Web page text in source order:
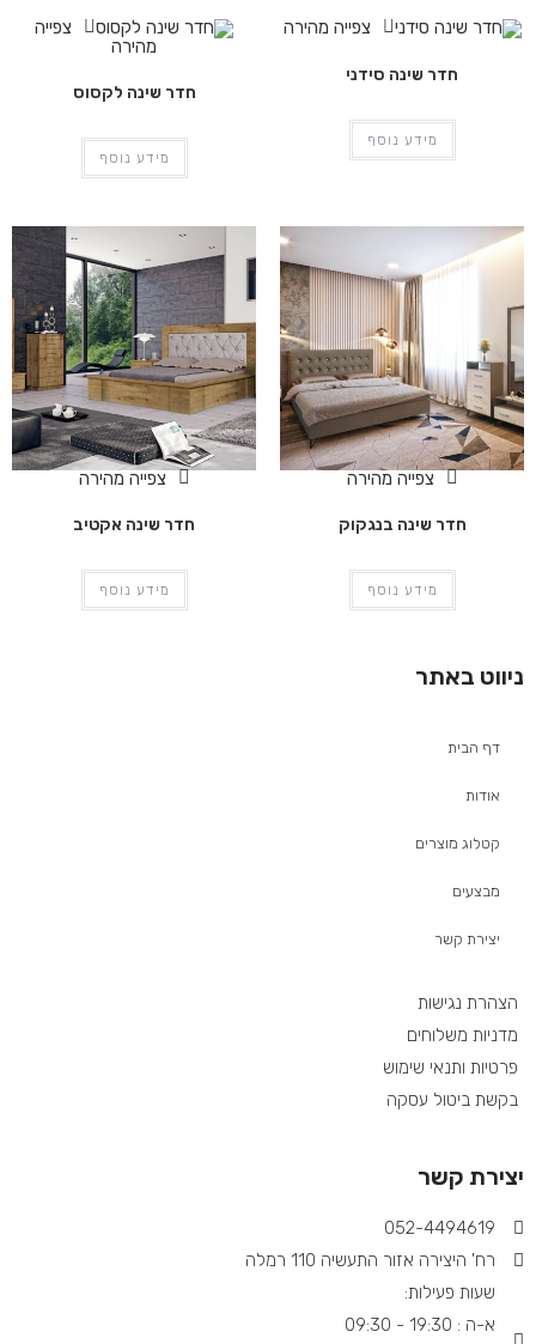
צפייה מהירה
חדר שינה סידני
מידע נוסף
צפייה
מהירה
חדר שינה לקסוס
מידע נוסף
צפייה מהירה
חדר שינה בנגקוק
מידע נוסף
צפייה מהירה
חדר שינה אקטיב
מידע נוסף
ניווט באתר
דף הבית
אודות
קטלוג מוצרים
מבצעים
יצירת קשר
הצהרת נגישות
מדניות משלוחים
פרטיות ותנאי שימוש
בקשת ביטול עסקה
יצירת קשר
052-4494619​
רח' היצירה אזור התעשיה 110 רמלה
שעות פעילות:
א-ה : 19:30 - 09:30